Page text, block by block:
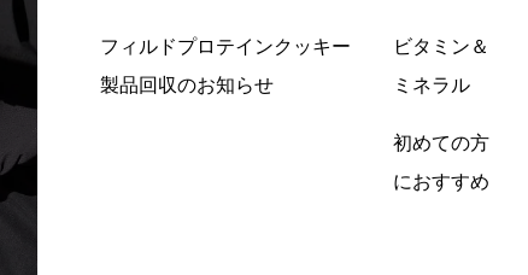
フィルドプロテインクッキー
製品回収のお知らせ
ビタミン＆
ミネラル
初めての方
におすすめ